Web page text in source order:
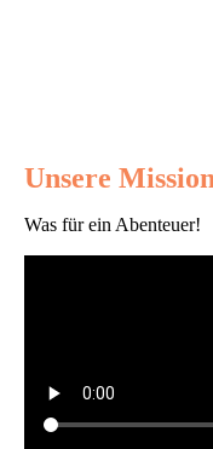
Unsere
Was für ein Abenteuer!